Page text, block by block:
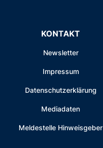
KONTAKT
Newsletter
Impressum
Datenschutzerklärung
Mediadaten
Meldestelle Hinweisgeber